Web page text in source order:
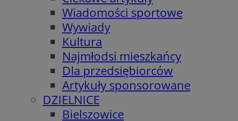
Wiadomości sportowe
Wywiady
Kultura
Najmłodsi mieszkańcy
Dla przedsiębiorców
Artykuły sponsorowane
DZIELNICE
Bielszowice